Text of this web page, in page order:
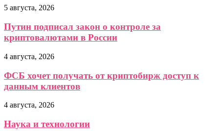
5 августа, 2026
Путин подписал закон о контроле за
криптовалютами в России
4 августа, 2026
ФСБ хочет получать от криптобирж доступ к
данным клиентов
4 августа, 2026
Наука и технологии